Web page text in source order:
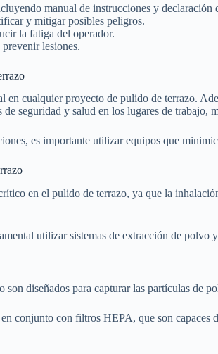
manual de instrucciones y declaración
y mitigar posibles peligros.
la fatiga del operador.
prevenir lesiones.
en cualquier proyecto de pulido de terrazo.
de seguridad y salud en los lugares de
es importante utilizar equipos que
en el pulido de terrazo, ya que la
utilizar sistemas de extracción de
son diseñados para capturar las partículas de
conjunto con filtros HEPA, que son